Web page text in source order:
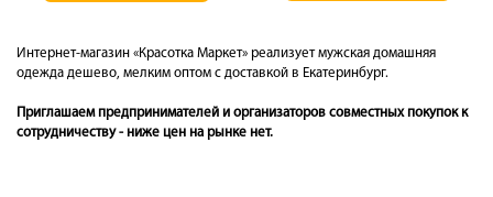
Интернет-магазин «Красотка Маркет» реализует мужская домашняя
одежда дешево, мелким оптом с доставкой в Екатеринбург.
Приглашаем предпринимателей и организаторов совместных покупок к
сотрудничеству - ниже цен на рынке нет.